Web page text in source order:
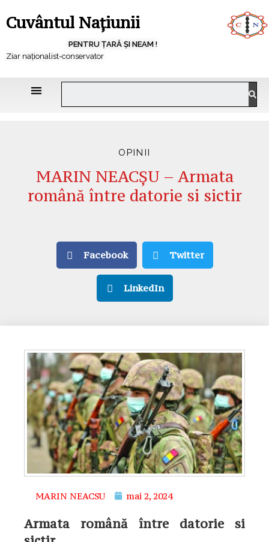
Cuvântul Națiunii
PENTRU ȚARĂ ȘI NEAM !
Ziar naționalist-conservator
OPINII
MARIN NEACȘU – Armata
română între datorie si sictir
Facebook Twitter
LinkedIn
MARIN NEACSU mai 2, 2024
Armata română între datorie si